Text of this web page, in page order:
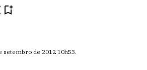
setembro de 2012 10h53.